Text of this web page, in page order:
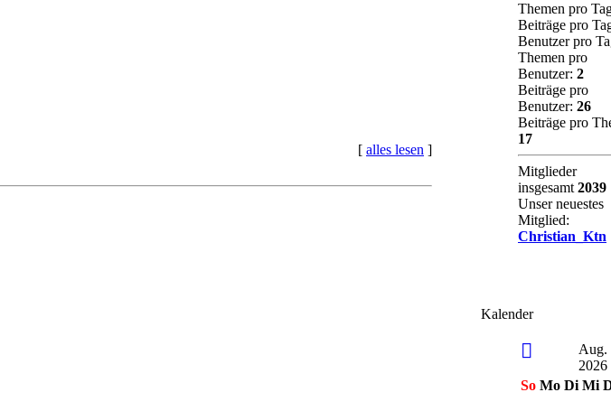
[ alles lesen ]
Themen pro
Beiträge pro
Benutzer pro
Themen pro
Benutzer: 2
Beiträge pro
Benutzer: 26
Beiträge pro
17
Mitglieder
insgesamt2039
Unser neuestes
Mitglied:
Christian_Ktn
Kalender
Aug.
2026
So Mo Di Mi